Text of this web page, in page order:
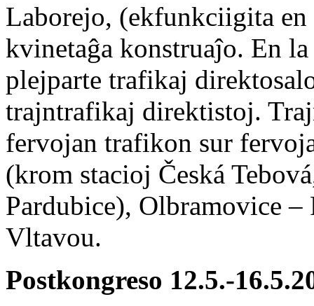
Laborejo, (ekfunkciigita en
kvinetaĝa konstruaĵo. En
plejparte trafikaj
trajntrafikaj direktistoj.
fervojan trafikon sur
(krom stacioj Česká
Pardubice), Olbramovice
Vltavou.
Postkongreso 12.5.-